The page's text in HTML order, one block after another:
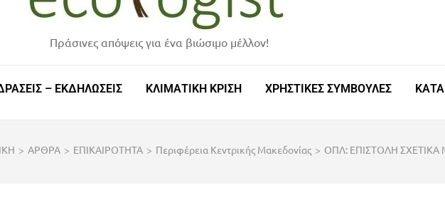
Πράσινες απόψεις για ένα βιώσιμο μέλλον!
– ΕΚΔΗΛΩΣΕΙΣ ΚΛΙΜΑΤΙΚΗ ΚΡΙΣΗ ΧΡΗΣΤΙΚΕΣ ΣΥΜΒΟΥΛΕΣ
> ΑΡΘΡΑ > ΕΠΙΚΑΙΡΟΤΗΤΑ > Περιφέρεια Κεντρικής Μακεδονίας > ΟΠΛ: ΕΠΙΣΤΟΛΗ ΣΧΕΤΙΚΑ